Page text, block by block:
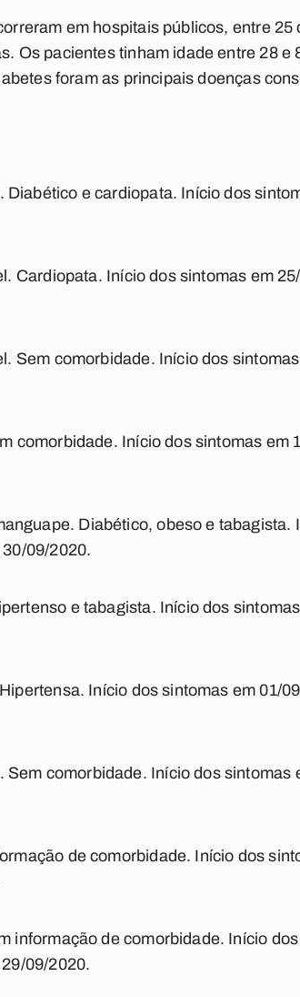
em hospitais públicos, entre 25
Os pacientes tinham idade entre 28 e
foram as principais doenças
e cardiopata. Início dos
Cardiopata. Início dos sintomas em
Sem comorbidade. Início dos
comorbidade. Início dos sintomas em
Diabético, obeso e tabagista.
09/2020.
e tabagista. Início dos
Início dos sintomas em 01/
comorbidade. Início dos sintomas
de comorbidade. Início dos
informação de comorbidade. Início
09/2020.